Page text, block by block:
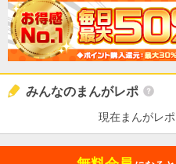
みんなのまんがレポ
現在まんがレポ